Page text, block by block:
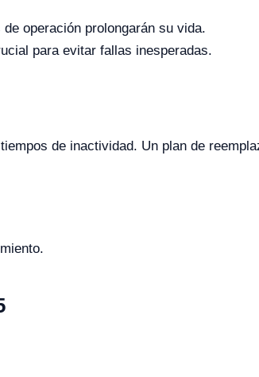
operación prolongarán su vida.
para evitar fallas inesperadas.
de inactividad. Un plan de